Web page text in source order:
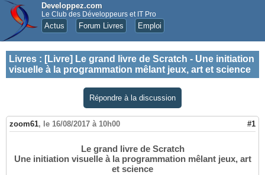
Developpez.com
Le Club des Développeurs et IT Pro
Actus Forum Livres Emploi
Livres : [Livre] Le grand livre de Scratch - Une initiation
visuelle à la programmation mêlant jeux, art et science
Répondre à la discussion
zoom61, le 16/08/2017 à 10h00 #1
Le grand livre de Scratch
Une initiation visuelle à la programmation mêlant jeux, art
et science